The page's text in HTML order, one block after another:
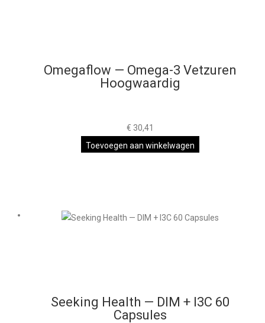
Omegaflow — Omega-3 Vetzuren
Hoogwaardig
€ 30,41
Toevoegen aan winkelwagen
Seeking Health — DIM + I3C 60
Capsules